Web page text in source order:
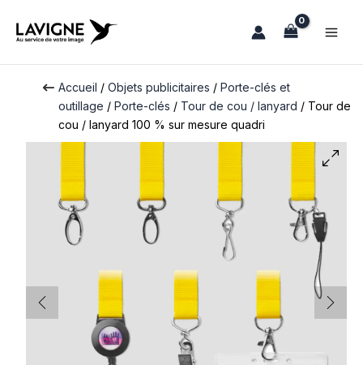
Accueil / Objets publicitaires / Porte-clés et
outillage / Porte-clés​ / Tour de cou / lanyard / Tour de
cou / lanyard 100 % sur mesure quadri